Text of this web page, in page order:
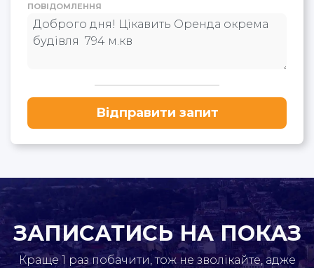
ПОВІДОМЛЕННЯ
Відправити запит
ЗАПИСАТИСЬ НА ПОКАЗ
Краще 1 раз побачити, тож не зволікайте, адже